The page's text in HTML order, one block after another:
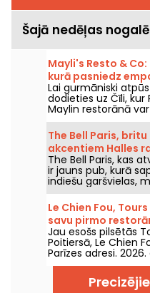
Šajā nedēļas nogalē
Mayli's Resto &
kurā pasniedz
ēdienus.
Lai gurmāniski
dodieties uz Čīli, kur
Maylin restorānā
gatavotas
ēdienus.
The Bell Paris,
akcentiem Halles
The Bell Paris, kas
ir jauns pub, kurā
indiešu garšvielas,
amatnieku alus,
Le Chien Fou,
savu pirmo
Jau esošs pilsētās
Poitiersā, Le Chien
Parīzes adresi.
bistro, kas ir
virtuvi, dalāmajiem
pagrabu, atvērs